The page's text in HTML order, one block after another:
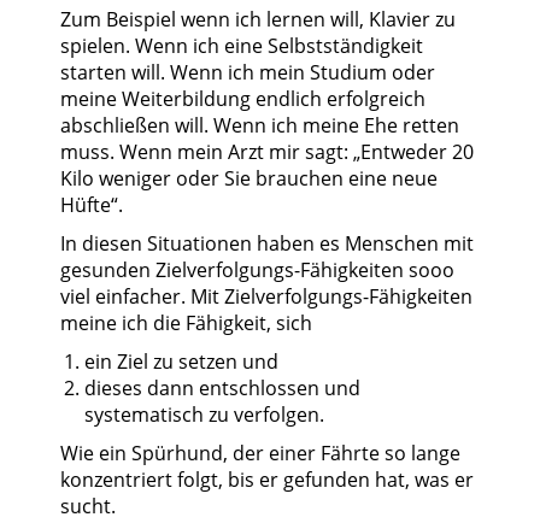
Zum Beispiel wenn ich lernen will, Klavier zu
spielen. Wenn ich eine Selbstständigkeit
starten will. Wenn ich mein Studium oder
meine Weiterbildung endlich erfolgreich
abschließen will. Wenn ich meine Ehe retten
muss. Wenn mein Arzt mir sagt: „Entweder 20
Kilo weniger oder Sie brauchen eine neue
Hüfte“.
In diesen Situationen haben es Menschen mit
gesunden Zielverfolgungs-Fähigkeiten sooo
viel einfacher. Mit Zielverfolgungs-Fähigkeiten
meine ich die Fähigkeit, sich
ein Ziel zu setzen und
dieses dann entschlossen und
systematisch zu verfolgen.
Wie ein Spürhund, der einer Fährte so lange
konzentriert folgt, bis er gefunden hat, was er
sucht.